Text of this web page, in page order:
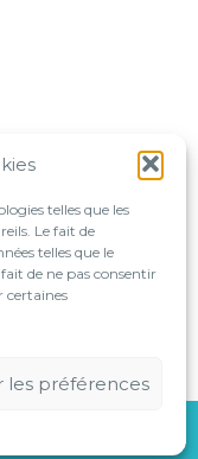
telles que les
Le fait de
telles que le
de ne pas consentir
certaines
les préférences